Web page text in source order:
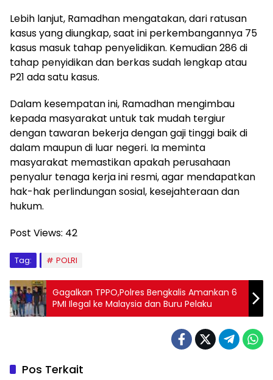
Lebih lanjut, Ramadhan mengatakan, dari ratusan
kasus yang diungkap, saat ini perkembangannya 75
kasus masuk tahap penyelidikan. Kemudian 286 di
tahap penyidikan dan berkas sudah lengkap atau
P21 ada satu kasus.
Dalam kesempatan ini, Ramadhan mengimbau
kepada masyarakat untuk tak mudah tergiur
dengan tawaran bekerja dengan gaji tinggi baik di
dalam maupun di luar negeri. Ia meminta
masyarakat memastikan apakah perusahaan
penyalur tenaga kerja ini resmi, agar mendapatkan
hak-hak perlindungan sosial, kesejahteraan dan
hukum.
Post Views: 42
Tag: POLRI
Gagalkan TPPO,Polres Bengkalis Amankan 6
PMI Ilegal ke Malaysia dan Buru Pelaku
Pos Terkait